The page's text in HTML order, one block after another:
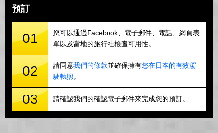
預訂
01
您可以通過Facebook、電子郵件、電話、網頁表
單以及當地的旅行社檢查可用性。
02 請同意我們的條款並確保擁有您在日本的有效駕
駛執照。
03 請確認我們的確認電子郵件來完成您的預訂。